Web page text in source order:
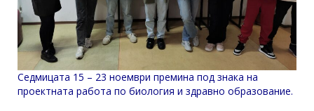
Седмицата 15 – 23 ноември премина под знака на
проектната работа по биология и здравно образование.